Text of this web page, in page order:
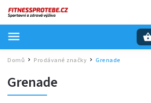
Domů / Prodávané značky / Grenade
Grenade